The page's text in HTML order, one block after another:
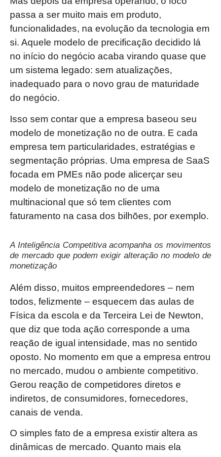
passa a ser muito mais em produto,
funcionalidades, na evolução da tecnologia em
si. Aquele modelo de precificação decidido lá
no início do negócio acaba virando quase que
um sistema legado: sem atualizações,
inadequado para o novo grau de maturidade
do negócio.
Isso sem contar que a empresa baseou seu
modelo de monetização no de outra. E cada
empresa tem particularidades, estratégias e
segmentação próprias. Uma empresa de SaaS
focada em PMEs não pode alicerçar seu
modelo de monetização no de uma
multinacional que só tem clientes com
faturamento na casa dos bilhões, por exemplo.
A Inteligência Competitiva acompanha os movimentos
de mercado que podem exigir alteração no modelo de
monetização
Além disso, muitos empreendedores – nem
todos, felizmente – esquecem das aulas de
Física da escola e da Terceira Lei de Newton,
que diz que toda ação corresponde a uma
reação de igual intensidade, mas no sentido
oposto. No momento em que a empresa entrou
no mercado, mudou o ambiente competitivo.
Gerou reação de competidores diretos e
indiretos, de consumidores, fornecedores,
canais de venda.
O simples fato de a empresa existir altera as
dinâmicas de mercado. Quanto mais ela